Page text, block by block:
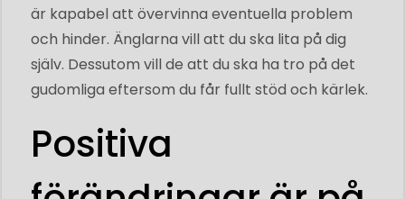
är kapabel att övervinna eventuella problem
och hinder. Änglarna vill att du ska lita på dig
själv. Dessutom vill de att du ska ha tro på det
gudomliga eftersom du får fullt stöd och kärlek.
Positiva